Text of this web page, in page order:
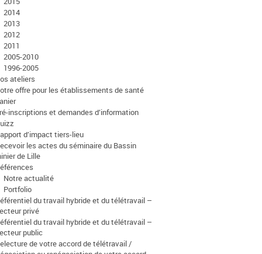
2014
2013
2012
2011
2005-2010
1996-2005
ateliers
offre pour les établissements de santé
inscriptions et demandes d’information
d’impact tiers-lieu
les actes du séminaire du Bassin
de Lille
Notre actualité
Portfolio
du travail hybride et du télétravail –
privé
du travail hybride et du télétravail –
public
de votre accord de télétravail /